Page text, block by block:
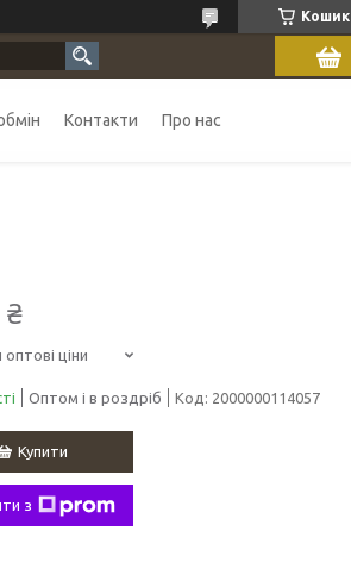
Кошик
Контакти Про нас
₴
ціни
Оптом і в роздріб Код: 2000000114057
Купити
з